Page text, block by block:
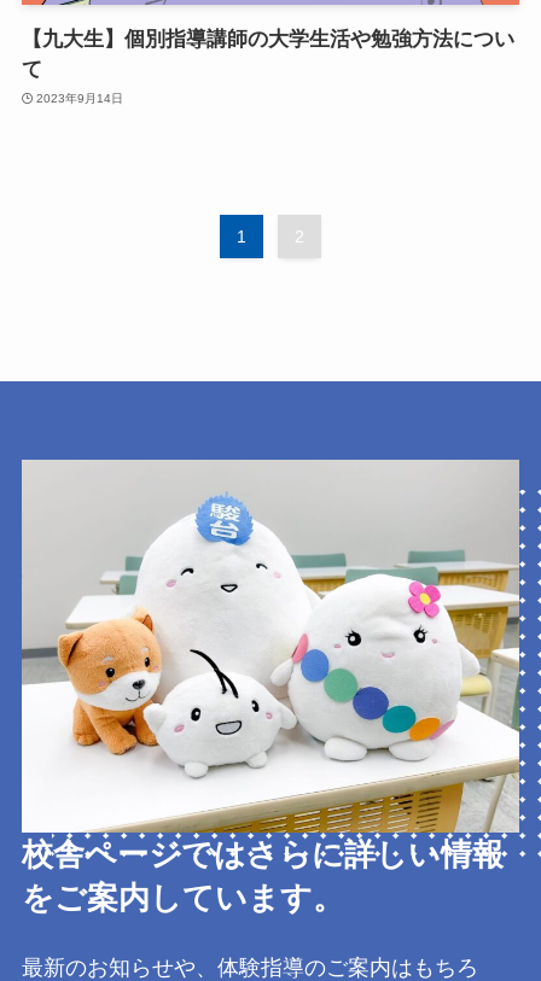
【九大生】個別指導講師の大学生活や勉強方法につい
て
2023年9月14日
1 2
校舎ページではさらに詳しい情報
をご案内しています。
最新のお知らせや、体験指導のご案内はもちろ